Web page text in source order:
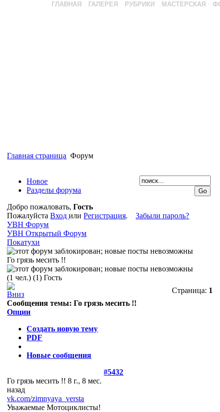
ГЛАВНАЯ ГАЛЕРЕЯ РУБРИКИ МАСТЕРСКАЯ
Главная страница Форум
Новое
Разделы форума
Добро пожаловать,Гость
ПожалуйстаВходилиРегистрация.Забыли пароль?
УВН Форум
УВН Открытый Форум
Покатухи
Го грязь месить !!
(1 чел.) (1) Гость
Страница: 1
Сообщения темы: Го грязь месить !!
Опции
Создать новую тему
PDF
Новые сообщения
#5432
Го грязь месить !!8 г., 8 мес.
назад
vk.com/zimnyaya_versta
Уважаемые Мотоциклисты!